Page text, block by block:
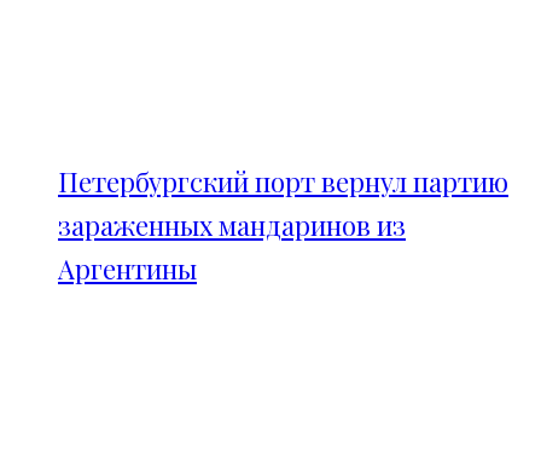
Петербургский порт вернул партию
зараженных мандаринов из
Аргентины